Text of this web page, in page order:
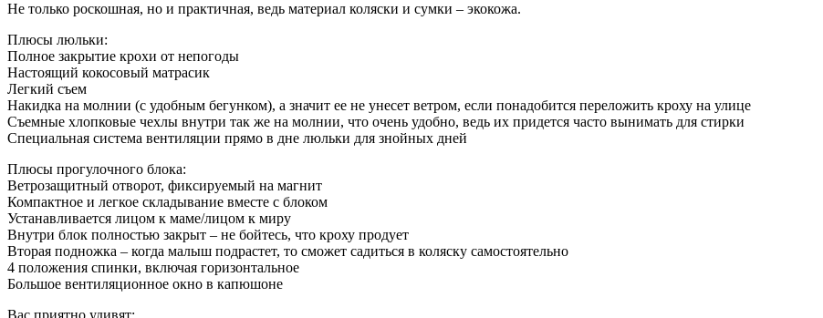
Не только роскошная, но и практичная, ведь материал коляски и сумки – экокожа.
Плюсы люльки:
Полное закрытие крохи от непогоды
Настоящий кокосовый матрасик
Легкий съем
Накидка на молнии (с удобным бегунком), а значит ее не унесет ветром, если понадобится переложить кроху на улице
Съемные хлопковые чехлы внутри так же на молнии, что очень удобно, ведь их придется часто вынимать для стирки
Специальная система вентиляции прямо в дне люльки для знойных дней
Плюсы прогулочного блока:
Ветрозащитный отворот, фиксируемый на магнит
Компактное и легкое складывание вместе с блоком
Устанавливается лицом к маме/лицом к миру
Внутри блок полностью закрыт – не бойтесь, что кроху продует
Вторая подножка – когда малыш подрастет, то сможет садиться в коляску самостоятельно
4 положения спинки, включая горизонтальное
Большое вентиляционное окно в капюшоне